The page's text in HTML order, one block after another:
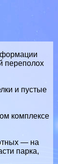
переполох
и пустые
комплексе
— на
парка,